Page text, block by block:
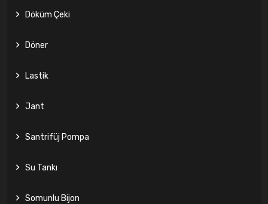
Döküm Çeki
Döner
Lastik
Jant
Santrifüj Pompa
Su Tankı
Somunlu Bijon